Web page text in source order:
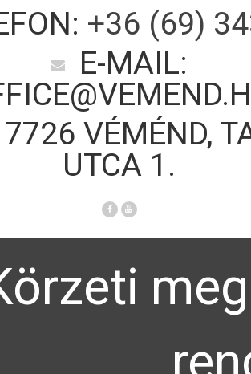
+36 (69)
E-MAIL:
VÉMÉND,
UTCA 1.